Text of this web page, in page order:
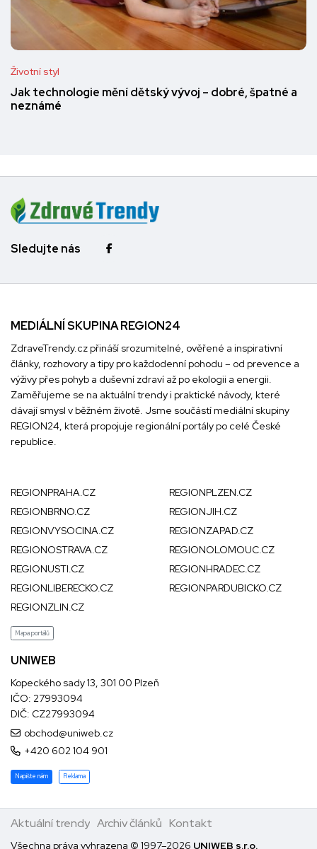
Životní styl
Jak technologie mění dětský vývoj – dobré, špatné a
neznámé
Sledujte nás
MEDIÁLNÍ SKUPINA REGION24
ZdraveTrendy.cz přináší srozumitelné, ověřené a inspirativní
články, rozhovory a tipy pro každodenní pohodu – od prevence a
výživy přes pohyb a duševní zdraví až po ekologii a energii.
Zaměřujeme se na aktuální trendy i praktické návody, které
dávají smysl v běžném životě. Jsme součástí mediální skupiny
REGION24, která propojuje regionální portály po celé České
republice.
REGIONPRAHA.CZ
REGIONPLZEN.CZ
REGIONBRNO.CZ
REGIONJIH.CZ
REGIONVYSOCINA.CZ
REGIONZAPAD.CZ
REGIONOSTRAVA.CZ
REGIONOLOMOUC.CZ
REGIONUSTI.CZ
REGIONHRADEC.CZ
REGIONLIBERECKO.CZ
REGIONPARDUBICKO.CZ
REGIONZLIN.CZ
Mapa portálů
UNIWEB
Kopeckého sady 13, 301 00 Plzeň
IČO: 27993094
DIČ: CZ27993094
obchod@uniweb.cz
+420 602 104 901
Napište nám Reklama
Aktuální trendy Archiv článků Kontakt
Všechna práva vyhrazena © 1997–2026 UNIWEB s.r.o.